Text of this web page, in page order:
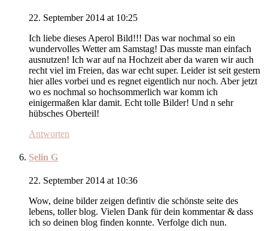
22. September 2014 at 10:25
Ich liebe dieses Aperol Bild!!! Das war nochmal so ein
wundervolles Wetter am Samstag! Das musste man einfach
ausnutzen! Ich war auf na Hochzeit aber da waren wir auch
recht viel im Freien, das war echt super. Leider ist seit gestern
hier alles vorbei und es regnet eigentlich nur noch. Aber jetzt
wo es nochmal so hochsommerlich war komm ich
einigermaßen klar damit. Echt tolle Bilder! Und n sehr
hübsches Oberteil!
Antworten
Selin G
22. September 2014 at 10:36
Wow, deine bilder zeigen defintiv die schönste seite des
lebens, toller blog. Vielen Dank für dein kommentar & dass
ich so deinen blog finden konnte. Verfolge dich nun.